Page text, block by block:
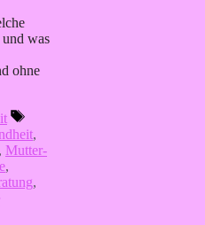
was
ohne
Schlagwörter
,
, Mutter-
,
,